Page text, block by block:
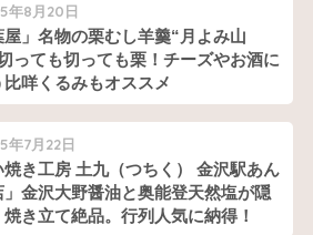
年8月20日
屋」名物の栗むし羊羹“月よみ山
っても切っても栗！チーズやお酒に
比咩くるみもオススメ
年7月22日
焼き工房 土九（つちく） 金沢駅あん
」金沢大野醤油と奥能登天然塩が隠
焼き立て絶品。行列人気に納得！